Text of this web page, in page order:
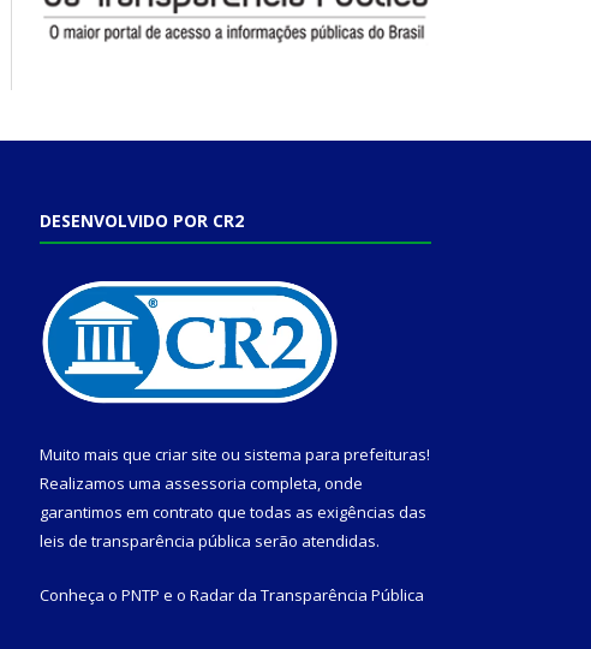
DESENVOLVIDO POR CR2
Muito mais que criar site ou sistema para prefeituras!
Realizamos uma assessoria completa, onde
garantimos em contrato que todas as exigências das
leis de transparência pública serão atendidas.
Conheça o PNTP e o Radar da Transparência Pública